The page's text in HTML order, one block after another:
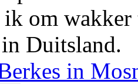
om
Duitsland.
in